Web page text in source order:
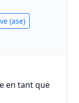
(ase)
en tant que